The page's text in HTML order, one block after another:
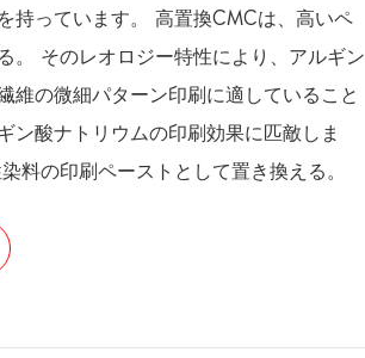
持っています。 高置換CMCは、高いペ
。 そのレオロジー特性により、アルギン
維の微細パターン印刷に適していること
ン酸ナトリウムの印刷効果に匹敵しま
料の印刷ペーストとして置き換える。